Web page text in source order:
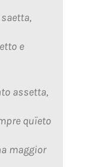
e
assetta,
quïeto
maggior